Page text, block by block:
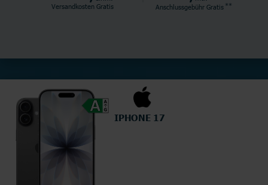
Versandkosten Gratis Anschlussgebühr Gratis **
IPHONE 17